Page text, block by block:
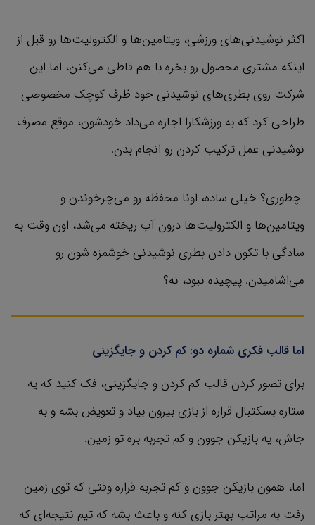
اکثر نوشیدنی‌های ورزشی، ویتامین‌ها و الکترولیت‌ها رو قبل از
اینکه مشتری محصول رو بخره با هم قاطی می‌کنن، اما این
شرکت روی بطری‌های نوشیدنی خود ظرف کوچک مخصوصی
طراحی کرد که به ورزشکارا اجازه می‌داد خودشون، موقع مصرف
نوشیدنی عمل ترکیب کردن رو انجام بدن.
چطوری؟ خیلی ساده، اونا محفظه رو می‌چرخوندن و
ویتامین‌ها و الکترولیت‌ها درون آب ریخته می‌شد، اون وقت به
سادگی با تکون دادن بطری نوشیدنی خوشمزه شون رو
می‌اشامیدن. پیچیده نبود، نه؟
اما قالب فکری شماره دو: کم کردن و جایگزینی
برای تصور کردن قالب کم کردن و جایگزینی، فک کنید که یه
ستاره بسکتبال قراره از بازی بیرون بیاد و تعویض بشه و به
جاش، یه بازیکن جوون و کم تجربه بره تو زمین.
اما، همون بازیکن جوون و کم تجربه قراره وقتی که توی زمین
رفت به مراتب بهتر بازی کنه و باعث بشه که تیم نتیجه‌ای که